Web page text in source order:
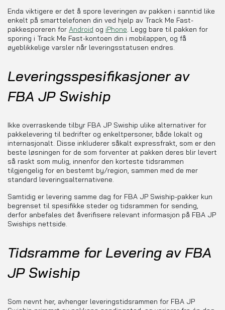
Enda viktigere er det å spore leveringen av pakken i sanntid like
enkelt på smarttelefonen din ved hjelp av Track Me Fast-
pakkesporeren for Android og iPhone. Legg bare til pakken for
sporing i Track Me Fast-kontoen din i mobilappen, og få
øyeblikkelige varsler når leveringsstatusen endres.
Leveringsspesifikasjoner av
FBA JP Swiship
Ikke overraskende tilbyr FBA JP Swiship ulike alternativer for
pakkelevering til bedrifter og enkeltpersoner, både lokalt og
internasjonalt. Disse inkluderer såkalt expressfrakt, som er den
beste løsningen for de som forventer at pakken deres blir levert
så raskt som mulig, innenfor den korteste tidsrammen
tilgjengelig for en bestemt by/region, sammen med de mer
standard leveringsalternativene.
Samtidig er levering samme dag for FBA JP Swiship-pakker kun
begrenset til spesifikke steder og tidsrammen for sending,
derfor anbefales det åverifisere relevant informasjon på FBA JP
Swiships nettside.
Tidsramme for Levering av FBA
JP Swiship
Som nevnt her, avhenger leveringstidsrammen for FBA JP